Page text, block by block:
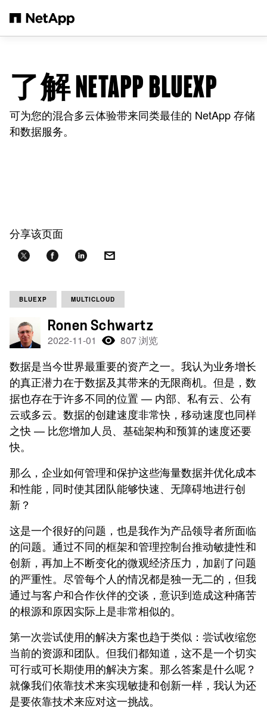
了解 NETAPP BLUEXP
可为您的混合多云体验带来同类最佳的 NetApp 存储
和数据服务。
分享该页面
BLUEXP MULTICLOUD
Ronen Schwartz
2022-11-01 807 浏览
数据是当今世界最重要的资产之一。我认为业务增长
的真正潜力在于数据及其带来的无限商机。但是，数
据也存在于许多不同的位置 — 内部、私有云、公有
云或多云。数据的创建速度非常快，移动速度也同样
之快 — 比您增加人员、基础架构和预算的速度还要
快。
那么，企业如何管理和保护这些海量数据并优化成本
和性能，同时使其团队能够快速、无障碍地进行创
新？
这是一个很好的问题，也是我作为产品领导者所面临
的问题。通过不同的框架和管理控制台推动敏捷性和
创新，再加上不断变化的微观经济压力，加剧了问题
的严重性。尽管每个人的情况都是独一无二的，但我
通过与客户和合作伙伴的交谈，意识到造成这种痛苦
的根源和原因实际上是非常相似的。
第一次尝试使用的解决方案也趋于类似：尝试收缩您
当前的资源和团队。但我们都知道，这不是一个切实
可行或可长期使用的解决方案。那么答案是什么呢？
就像我们依靠技术来实现敏捷和创新一样，我认为还
是要依靠技术来应对这一挑战。